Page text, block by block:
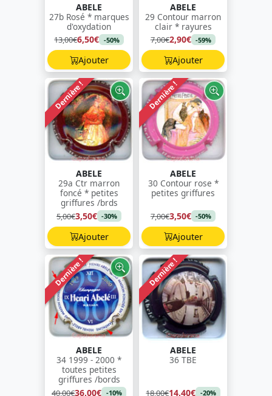
ABELE
27b Rosé * marques
d'oxydation
13,00€6,50€ -50%
Ajouter
ABELE
29 Contour marron
clair * rayures
7,00€2,90€ -59%
Ajouter
Dernière !
ABELE
29a Ctr marron
foncé * petites
griffures /brds
5,00€3,50€ -30%
Ajouter
Dernière !
ABELE
30 Contour rose *
petites griffures
7,00€3,50€ -50%
Ajouter
Dernière !
ABELE
34 1999 - 2000 *
toutes petites
griffures /bords
40,00€36,00€ -10%
Dernière !
ABELE
36 TBE
18,00€14,40€ -20%